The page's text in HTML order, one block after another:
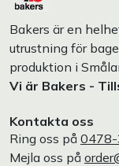
Bakers är en
utrustning för
produktion i
Vi är Bakers -
Kontakta oss
Ring oss på
Mejla oss på